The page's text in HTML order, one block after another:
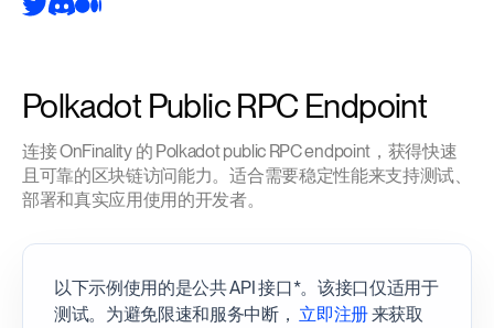
Polkadot Public RPC Endpoint
连接 OnFinality 的 Polkadot public RPC endpoint，获得快速
且可靠的区块链访问能力。适合需要稳定性能来支持测试、
部署和真实应用使用的开发者。
以下示例使用的是公共 API 接口*。该接口仅适用于
测试。为避免限速和服务中断， 立即注册来获取